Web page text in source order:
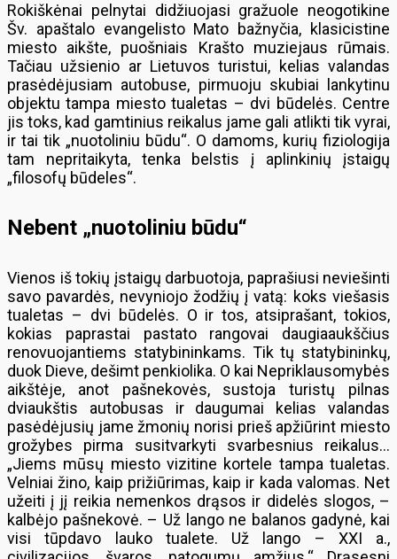
Rokiškėnai pelnytai didžiuojasi gražuole neogotikine
Šv. apaštalo evangelisto Mato bažnyčia, klasicistine
miesto aikšte, puošniais Krašto muziejaus rūmais.
Tačiau užsienio ar Lietuvos turistui, kelias valandas
prasėdėjusiam autobuse, pirmuoju skubiai lankytinu
objektu tampa miesto tualetas – dvi būdelės. Centre
jis toks, kad gamtinius reikalus jame gali atlikti tik vyrai,
ir tai tik „nuotoliniu būdu“. O damoms, kurių fiziologija
tam nepritaikyta, tenka belstis į aplinkinių įstaigų
„filosofų būdeles“.
Nebent „nuotoliniu būdu“
Vienos iš tokių įstaigų darbuotoja, paprašiusi neviešinti
savo pavardės, nevyniojo žodžių į vatą: koks viešasis
tualetas – dvi būdelės. O ir tos, atsiprašant, tokios,
kokias paprastai pastato rangovai daugiaaukščius
renovuojantiems statybininkams. Tik tų statybininkų,
duok Dieve, dešimt penkiolika. O kai Nepriklausomybės
aikštėje, anot pašnekovės, sustoja turistų pilnas
dviaukštis autobusas ir daugumai kelias valandas
pasėdėjusių jame žmonių norisi prieš apžiūrint miesto
grožybes pirma susitvarkyti svarbesnius reikalus…
„Jiems mūsų miesto vizitine kortele tampa tualetas.
Velniai žino, kaip prižiūrimas, kaip ir kada valomas. Net
užeiti į jį reikia nemenkos drąsos ir didelės slogos, –
kalbėjo pašnekovė. – Už lango ne balanos gadynė, kai
visi tūpdavo lauko tualete. Už lango – XXI a.,